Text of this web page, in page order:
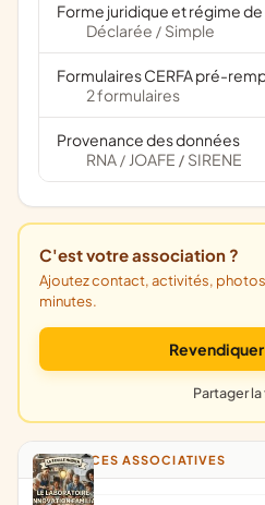
Forme juridique et régime
Déclarée / Simple
Formulaires CERFA pré-
2 formulaires
Provenance des données
RNA / JOAFE / SIRENE
C'est votre association ?
Ajoutez contact, activités, photos et annonces. Gratuit, en 5
minutes.
Partager
ANNONCES ASSOCIATIVES